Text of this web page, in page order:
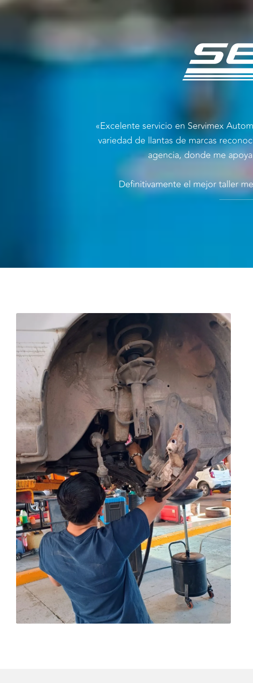
«Excelente servicio en Servimex
variedad de llantas de marcas
agencia, donde me
Definitivamente el mejor taller